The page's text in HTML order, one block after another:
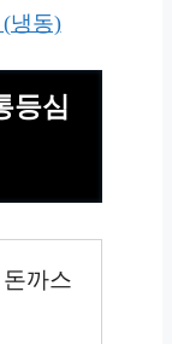
냉동)
등심
까스